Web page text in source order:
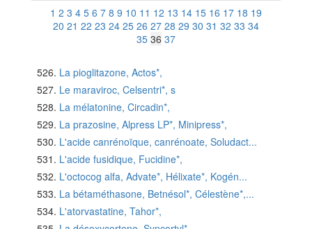
1 2 3 4 5 6 7 8 9 10 11 12 13 14 15 16 17 18 19
20 21 22 23 24 25 26 27 28 29 30 31 32 33 34
35 36 37
La pioglitazone, Actos*,
Le maraviroc, Celsentri*, s
La mélatonine, Circadin*,
La prazosine, Alpress LP*, Minipress*,
L'acide canrénoïque, canrénoate, Soludact...
L'acide fusidique, Fucidine*,
L'octocog alfa, Advate*, Hélixate*, Kogén...
La bétaméthasone, Betnésol*, Célestène*,...
L'atorvastatine, Tahor*,